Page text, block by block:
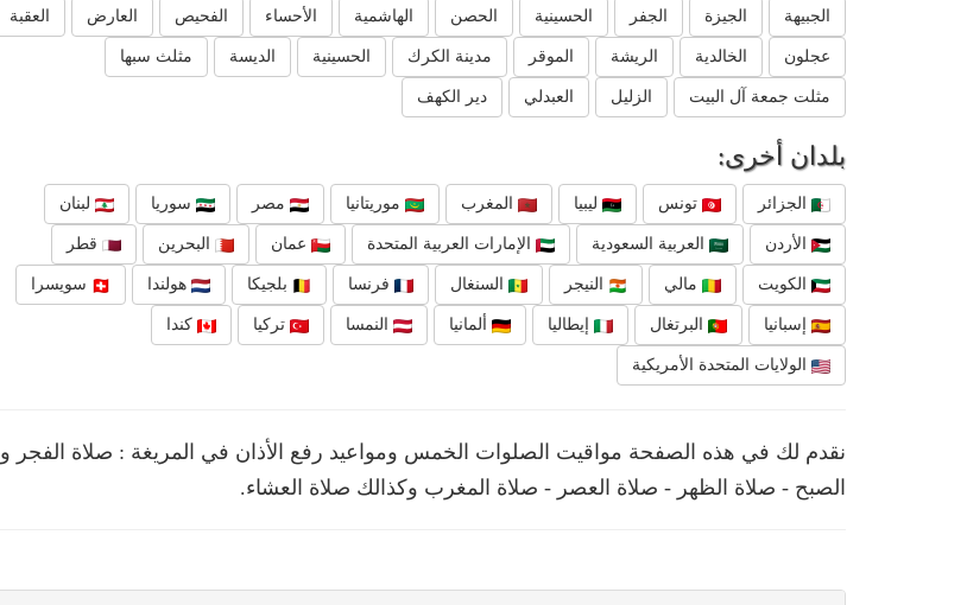
الجبيهة الجيزة الجفر الحسينية الحصن الهاشمية الأحساء الفحيص العارض العقبة
عجلون الخالدية الريشة الموقر مدينة الكرك الحسينية الديسة مثلث سبها
مثلت جمعة آل البيت الزليل العبدلي دير الكهف
بلدان أخرى:
الجزائر تونس ليبيا المغرب موريتانيا مصر سوريا لبنان
الأردن العربية السعودية الإمارات العربية المتحدة عمان البحرين قطر
الكويت مالي النيجر السنغال فرنسا بلجيكا هولندا سويسرا
إسبانيا البرتغال إيطاليا ألمانيا النمسا تركيا كندا
الولايات المتحدة الأمريكية
نقدم لك في هذه الصفحة مواقيت الصلوات الخمس ومواعيد رفع الأذان في المريغة : صلاة الفجر و
الصبح - صلاة الظهر - صلاة العصر - صلاة المغرب وكذالك صلاة العشاء.